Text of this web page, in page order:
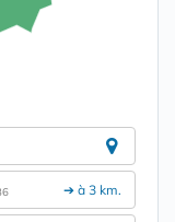
➔ à 3 km.